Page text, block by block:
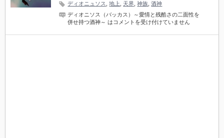
ディオニュソス
,地上 天界 ,神族 ,酒神
ディオニソス（バッカス）～愛情と残酷さの二面性を
併せ持つ酒神～ は コメントを受け付けていません